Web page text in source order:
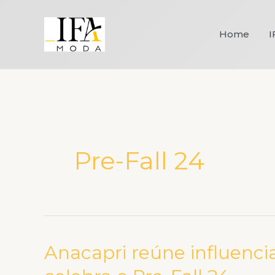
Home
Pre-Fall 24
Anacapri reúne
Anacapri